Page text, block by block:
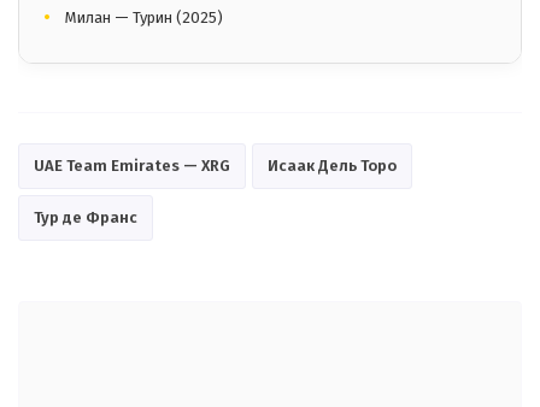
Милан — Турин (2025)
UAE Team Emirates — XRG Исаак Дель Торо
Тур де Франс